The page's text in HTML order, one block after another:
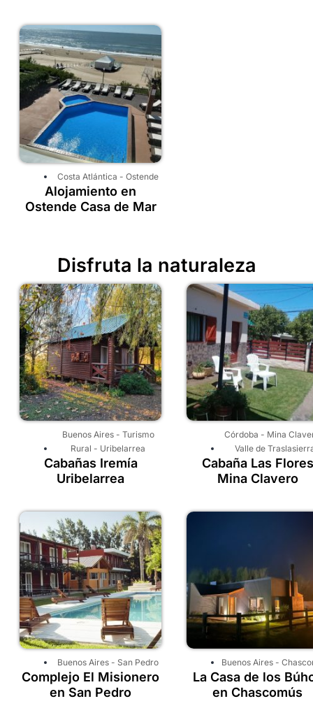
Costa Atlántica - Ostende
Alojamiento en
Ostende Casa de Mar
Disfruta la naturaleza
Buenos Aires- Turismo
Rural - Uribelarrea
Cabañas Iremía
Uribelarrea
Córdoba - Mina
Valle de
Cabaña Las Flores
Mina Clavero
Buenos Aires - San Pedro
Complejo El Misionero
en San Pedro
Buenos Aires -
La Casa de los
en Chascomús